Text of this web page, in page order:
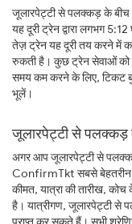
जूलारपेट्टी से पलक्कड़ के बीच
यह दूरी ट्रेन द्वारा लगभग
तेज़ ट्रेन यह दूरी तय करने में
रुकती है। कुछ ट्रेन सेवाओं को
समय कम करने के लिए, टिकट
भूलें।
जूलारपेट्टी से पलक्कड़
अगर आप जूलारपेट्टी से
ConfirmTkt सबसे बेहतरीन
कीमत, यात्रा की तारीख,
है। यात्रीगण, जूलारपेट्टी